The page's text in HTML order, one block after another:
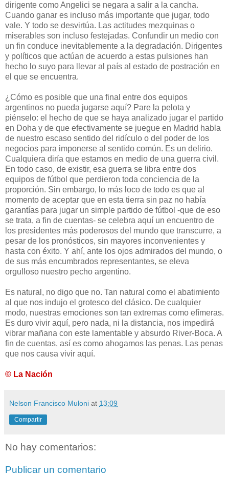
dirigente como Angelici se negara a salir a la cancha.
Cuando ganar es incluso más importante que jugar, todo
vale. Y todo se desvirtúa. Las actitudes mezquinas o
miserables son incluso festejadas. Confundir un medio con
un fin conduce inevitablemente a la degradación. Dirigentes
y políticos que actúan de acuerdo a estas pulsiones han
hecho lo suyo para llevar al país al estado de postración en
el que se encuentra.
¿Cómo es posible que una final entre dos equipos
argentinos no pueda jugarse aquí? Pare la pelota y
piénselo: el hecho de que se haya analizado jugar el partido
en Doha y de que efectivamente se juegue en Madrid habla
de nuestro escaso sentido del ridículo o del poder de los
negocios para imponerse al sentido común. Es un delirio.
Cualquiera diría que estamos en medio de una guerra civil.
En todo caso, de existir, esa guerra se libra entre dos
equipos de fútbol que perdieron toda conciencia de la
proporción. Sin embargo, lo más loco de todo es que al
momento de aceptar que en esta tierra sin paz no había
garantías para jugar un simple partido de fútbol -que de eso
se trata, a fin de cuentas- se celebra aquí un encuentro de
los presidentes más poderosos del mundo que transcurre, a
pesar de los pronósticos, sin mayores inconvenientes y
hasta con éxito. Y ahí, ante los ojos admirados del mundo, o
de sus más encumbrados representantes, se eleva
orgulloso nuestro pecho argentino.
Es natural, no digo que no. Tan natural como el abatimiento
al que nos indujo el grotesco del clásico. De cualquier
modo, nuestras emociones son tan extremas como efímeras.
Es duro vivir aquí, pero nada, ni la distancia, nos impedirá
vibrar mañana con este lamentable y absurdo River-Boca. A
fin de cuentas, así es como ahogamos las penas. Las penas
que nos causa vivir aquí.
© La Nación
Nelson Francisco Muloni at 13:09
Compartir
No hay comentarios:
Publicar un comentario